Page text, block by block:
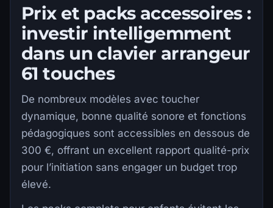
Prix et packs accessoires :
investir intelligemment
dans un clavier arrangeur
61 touches
De nombreux modèles avec toucher
dynamique, bonne qualité sonore et fonctions
pédagogiques sont accessibles en dessous de
300 €, offrant un excellent rapport qualité-prix
pour l’initiation sans engager un budget trop
élevé.